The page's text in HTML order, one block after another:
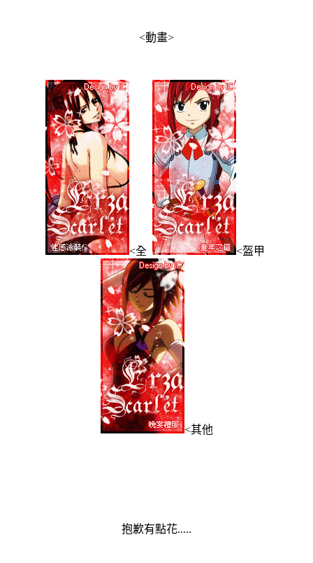
<動畫>
<全 <盔甲
<其他
抱歉有點花.....